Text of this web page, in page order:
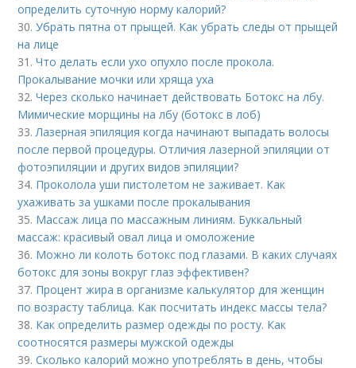
определить суточную норму калорий?
30.Убрать пятна от прыщей. Как убрать следы от прыщей
на лице
31.Что делать если ухо опухло после прокола.
Прокалывание мочки или хряща уха
32.Через сколько начинает действовать Ботокс на лбу.
Мимические морщины на лбу (ботокс в лоб)
33.Лазерная эпиляция когда начинают выпадать волосы
после первой процедуры. Отличия лазерной эпиляции от
фотоэпиляции и других видов эпиляции?
34. Проколола уши пистолетом не заживает. Как
ухаживать за ушками после прокалывания
35. Массаж лица по массажным линиям. Буккальный
массаж: красивый овал лица и омоложение
36. Можно ли колоть ботокс под глазами. В каких случаях
ботокс для зоны вокруг глаз эффективен?
37. Процент жира в организме калькулятор для женщин
по возрасту таблица. Как посчитать индекс массы тела?
38. Как определить размер одежды по росту. Как
соотносятся размеры мужской одежды
39.Сколько калорий можно употреблять в день, чтобы